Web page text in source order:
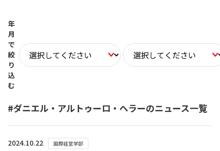
年
月
で
絞
り
込
む
#ダニエル・アルトゥーロ・ヘラーのニュース一覧
2024.10.22 国際経営学部